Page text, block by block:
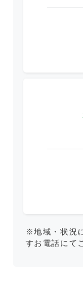
※地域・状況
すお電話にて